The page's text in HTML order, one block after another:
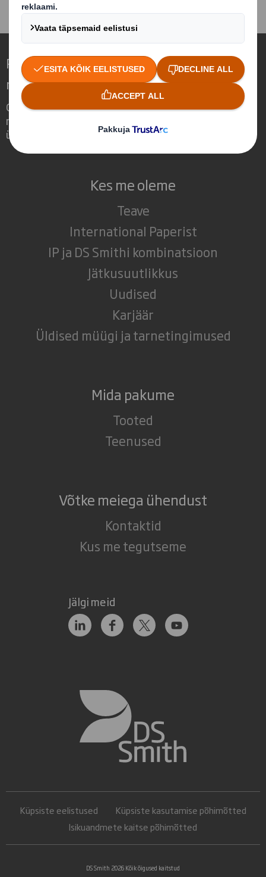
Pakendite tähenduse ümbermõtestamine
muutuvas maailmas
Oleme erilised, sest mõistame, kui olulist
rolli võib pakend mängida meid
ümbritsevas maailmas.
Kes me oleme
Teave
International Paperist
IP ja DS Smithi kombinatsioon
Jätkusuutlikkus
Uudised
Karjäär
Üldised müügi ja tarnetingimused
Mida pakume
Tooted
Teenused
Võtke meiega ühendust
Kontaktid
Kus me tegutseme
Jälgi meid
Küpsiste eelistused
Küpsiste kasutamise põhimõtted
Isikuandmete kaitse põhimõtted
DS Smith 2026 Kõik õigused kaitstud